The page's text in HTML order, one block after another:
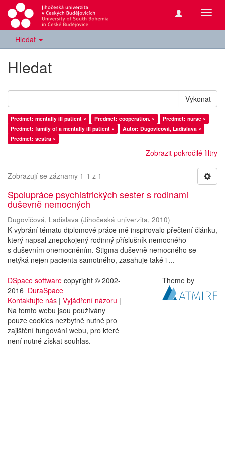
Hledat
Hledat
Vykonat
Předmět: mentally ill patient × Předmět: cooperation. ×
Předmět: nurse ×
Předmět: family of a mentally ill patient ×
Autor: Dugovičová, Ladislava ×
Předmět: sestra ×
Zobrazit pokročilé filtry
Zobrazují se záznamy 1-1 z 1
Spolupráce psychiatrických sester s rodinami
duševně nemocných
Dugovičová, Ladislava (Jihočeská univerzita, 2010)
K vybrání tématu diplomové práce mě inspirovalo přečtení článku,
který napsal znepokojený rodinný příslušník nemocného
s duševním onemocněním. Stigma duševně nemocného se
netýká nejen pacienta samotného, zasahuje také i ...
DSpace software copyright © 2002-
2016 DuraSpace
Kontaktujte nás | Vyjádření názoru |
Na tomto webu jsou používány
pouze cookies nezbytně nutné pro
zajištění fungování webu, pro které
není nutné získat souhlas.
Theme by